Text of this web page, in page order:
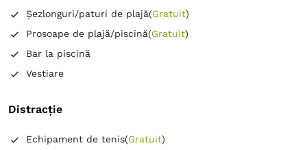
Șezlonguri/paturi de plajă(Gratuit)
Prosoape de plajă/piscină(Gratuit)
Bar la piscină
Vestiare
Distracție
Echipament de tenis(Gratuit)